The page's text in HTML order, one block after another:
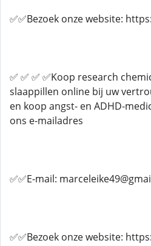
✅✅Bezoek onze website:
✅ ✅ ✅ ✅Koop research
slaappillen online bij uw
en koop angst- en ADHD-
ons e-mailadres
✅✅E-mail:
✅✅Bezoek onze website: